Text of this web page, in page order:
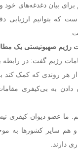
بیان دغدغه‌های خود
که بتوانیم ارزیابی
رژیم صهیونیستی یک
رژیم گفت: در
از هر روندی که کمک
دادن به بی‌کیفری
ما عضو دیوان کیفری
هم سایر کشورها به
دارند.